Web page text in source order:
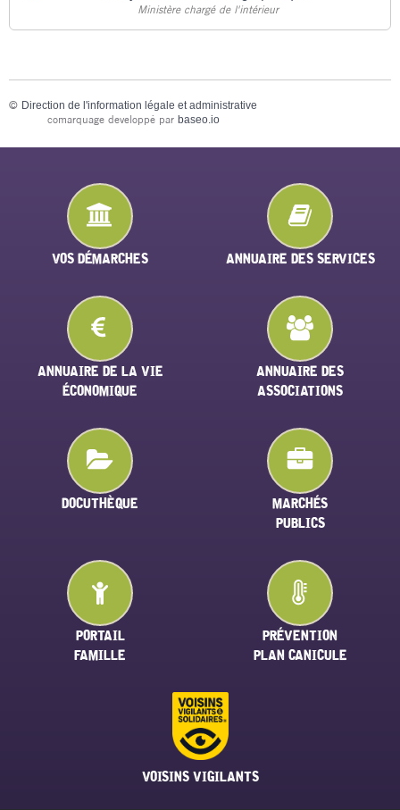
Ministère chargé de l'intérieur
© Direction de l'information légale et administrative
comarquage developpé par baseo.io
VOS DÉMARCHES ANNUAIRE DES SERVICES
ANNUAIRE DE LA VIE
ÉCONOMIQUE
ANNUAIRE DES
ASSOCIATIONS
DOCUTHÈQUE
MARCHÉS
PUBLICS
PORTAIL
FAMILLE
PRÉVENTION
PLAN CANICULE
VOISINS VIGILANTS